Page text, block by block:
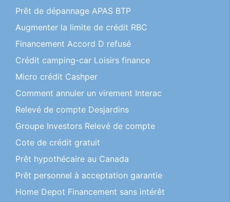
Prêt de dépannage APAS BTP
Augmenter la limite de crédit RBC
Financement Accord D refusé
Crédit camping-car Loisirs finance
Micro crédit Cashper
Comment annuler un virement Interac
Relevé de compte Desjardins
Groupe Investors Relevé de compte
Cote de crédit gratuit
Prêt hypothécaire au Canada
Prêt personnel à acceptation garantie
Home Depot Financement sans intérêt